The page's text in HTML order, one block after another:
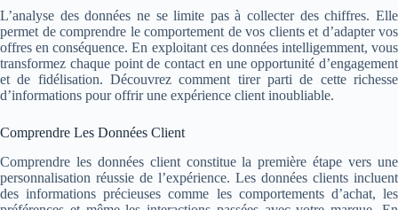
L’analyse des données ne se limite pas à collecter des chiffres. Elle
permet de comprendre le comportement de vos clients et d’adapter vos
offres en conséquence. En exploitant ces données intelligemment, vous
transformez chaque point de contact en une opportunité d’engagement
et de fidélisation. Découvrez comment tirer parti de cette richesse
d’informations pour offrir une expérience client inoubliable.
Comprendre Les Données Client
Comprendre les données client constitue la première étape vers une
personnalisation réussie de l’expérience. Les données clients incluent
des informations précieuses comme les comportements d’achat, les